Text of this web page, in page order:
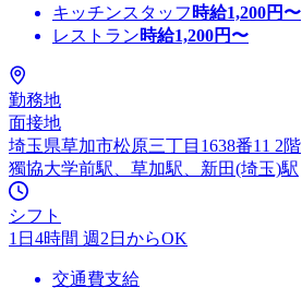
キッチンスタッフ 時給1,200円〜
レストラン時給1,200円〜
勤務地
面接地
埼玉県草加市松原三丁目1638番11 2階
獨協大学前駅、草加駅、新田(埼玉)駅
シフト
1日4時間 週2日からOK
交通費支給